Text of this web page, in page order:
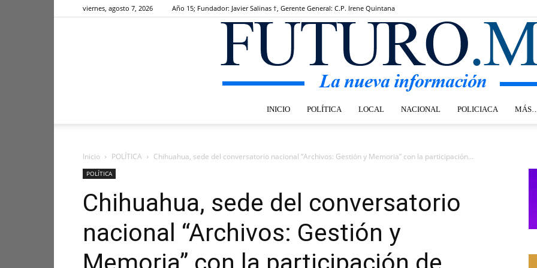
viernes, agosto 7, 2026 Año 15; Fundador: Javier Salinas †, Gerente General: C.P. Irene Quintana
INICIO POLÍTICA LOCAL NACIONAL POLICIACA
Inicio POLÍTICA Chihuahua, sede del conversatorio nacional “Archivos: Gestión y Memoria” con la participación...
POLÍTICA
Chihuahua, sede del conversatorio
nacional “Archivos: Gestión y